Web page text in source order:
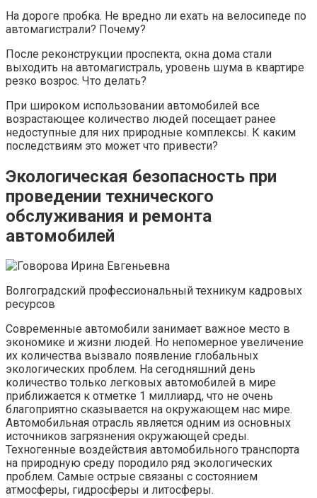
На дороге пробка. Не вредно ли ехать на велосипеде по
автомагистрали? Почему?
После реконструкции проспекта, окна дома стали
выходить на автомагистраль, уровень шума в квартире
резко возрос. Что делать?
При широком использовании автомобилей все
возрастающее количество людей посещает ранее
недоступные для них природные комплексы. К каким
последствиям это может что привести?
Экологическая безопасность при
проведении технического
обслуживания и ремонта
автомобилей
Волгоградский профессиональный техникум кадровых
ресурсов
Современные автомобили занимает важное место в
экономике и жизни людей. Но непомерное увеличение
их количества вызвало появление глобальных
экологических проблем. На сегодняшний день
количество только легковых автомобилей в мире
приближается к отметке 1 миллиард, что не очень
благоприятно сказывается на окружающем нас мире.
Автомобильная отрасль является одним из основных
источников загрязнения окружающей среды.
Техногенные воздействия автомобильного транспорта
на природную среду породило ряд экологических
проблем. Самые острые связаны с состоянием
атмосферы, гидросферы и литосферы.